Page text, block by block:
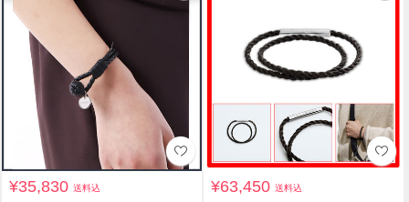
¥35,830送料込 ¥63,450送料込